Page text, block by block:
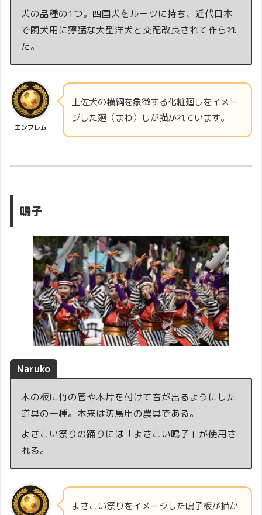
犬の品種の1つ。四国犬をルーツに持ち、近代日本
で闘犬用に獰猛な大型洋犬と交配改良されて作られ
た。
エンブレム
土佐犬の横綱を象徴する化粧廻しをイメー
ジした廻（まわ）しが描かれています。
鳴子
Naruko
木の板に竹の管や木片を付けて音が出るようにした
道具の一種。本来は防鳥用の農具である。
よさこい祭りの踊りには「よさこい鳴子」が使用さ
れる。
よさこい祭りをイメージした鳴子板が描か